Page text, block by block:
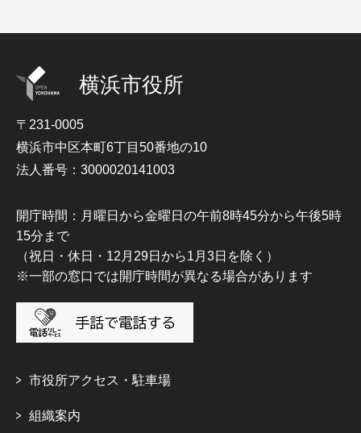
横浜市役所
〒231-0005
横浜市中区本町6丁目50番地の10
法人番号：3000020141003
開庁時間：月曜日から金曜日の午前8時45分から午後5時
15分まで
（祝日・休日・12月29日から1月3日を除く）
※一部の窓口では開庁時間が異なる場合があります
市役所アクセス・駐車場
組織案内